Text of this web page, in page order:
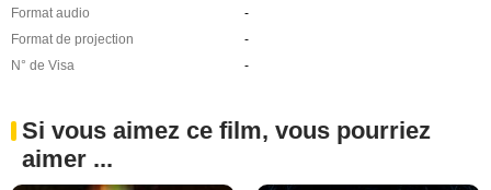
Format audio
-
Format de projection
-
N° de Visa
-
Si vous aimez ce film, vous pourriez
aimer ...